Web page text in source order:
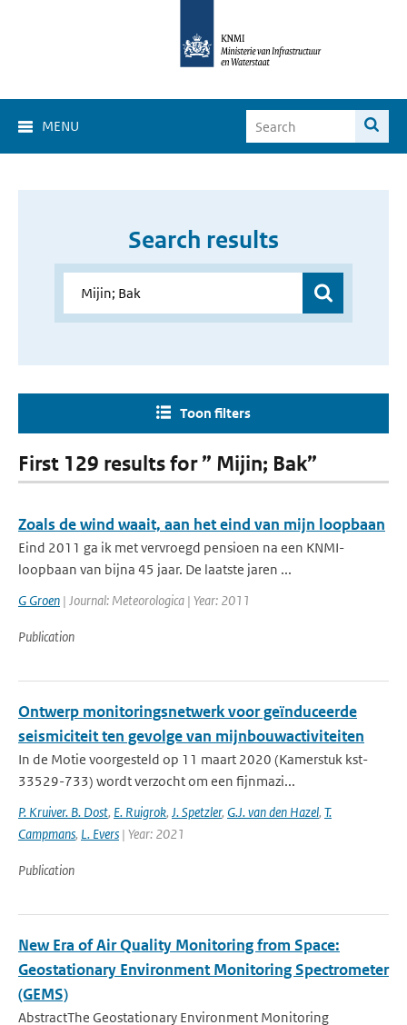
MENU
Search results
Toon filters
First 129 results for ” Mijin; Bak”
Zoals de wind waait, aan het eind van mijn loopbaan
Eind 2011 ga ik met vervroegd pensioen na een KNMI-
loopbaan van bijna 45 jaar. De laatste jaren ...
G Groen | Journal: Meteorologica | Year: 2011
Publication
Ontwerp monitoringsnetwerk voor geïnduceerde
seismiciteit ten gevolge van mijnbouwactiviteiten
In de Motie voorgesteld op 11 maart 2020 (Kamerstuk kst-
33529-733) wordt verzocht om een fijnmazi...
P. Kruiver. B. Dost, E. Ruigrok, J. Spetzler, G.J. van den Hazel, T.
Campmans, L. Evers | Year: 2021
Publication
New Era of Air Quality Monitoring from Space:
Geostationary Environment Monitoring Spectrometer
(GEMS)
AbstractThe Geostationary Environment Monitoring